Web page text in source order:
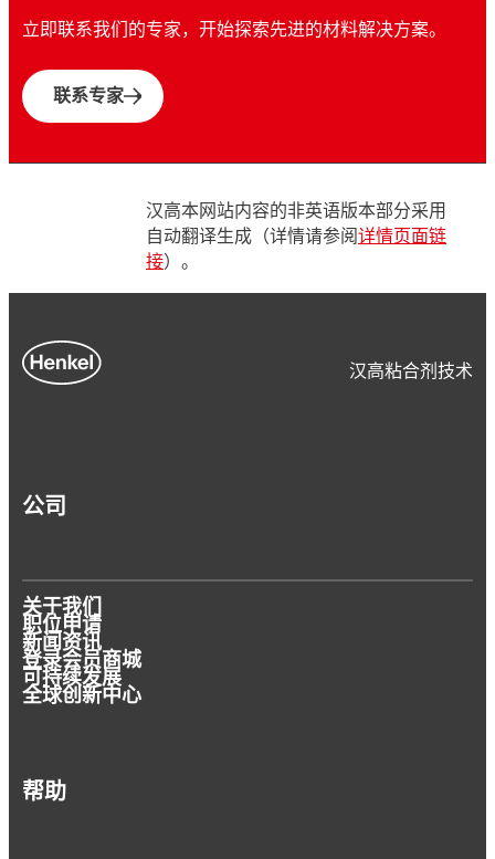
立即联系我们的专家，开始探索先进的材料解决方案。
联系专家
汉高本网站内容的非英语版本部分采用
自动翻译生成（详情请参阅详情页面链
接）。
汉高粘合剂技术
公司
关于我们
职位申请
新闻资讯
登录会员商城
可持续发展
全球创新中心
帮助